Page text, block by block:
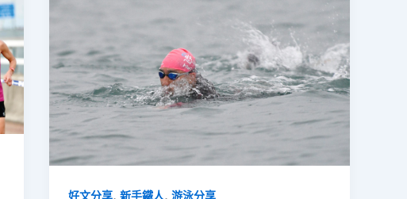
好文分享,新手鐵人,游泳分享